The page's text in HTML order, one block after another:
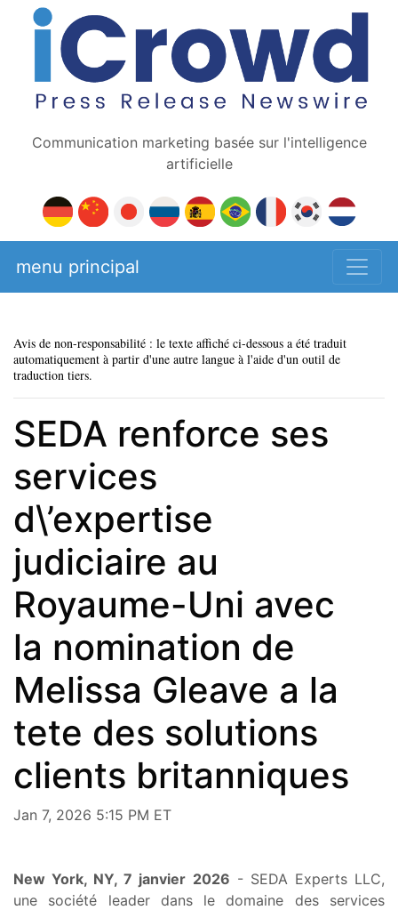
Communication marketing basée sur l'intelligence
artificielle
menu principal
Avis de non-responsabilité : le texte affiché ci-dessous a été traduit
automatiquement à partir d'une autre langue à l'aide d'un outil de
traduction tiers.
SEDA renforce ses
services
d\’expertise
judiciaire au
Royaume-Uni avec
la nomination de
Melissa Gleave a la
tete des solutions
clients britanniques
Jan 7, 2026 5:15 PM ET
New York, NY, 7 janvier 2026 - SEDA Experts LLC,
une société leader dans le domaine des services